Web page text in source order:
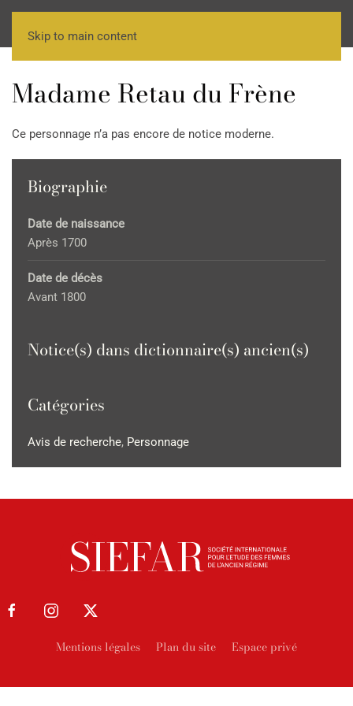
Skip to main content
Madame Retau du Frène
Ce personnage n’a pas encore de notice moderne.
Biographie
Date de naissance
Après 1700
Date de décès
Avant 1800
Notice(s) dans dictionnaire(s) ancien(s)
Catégories
Avis de recherche, Personnage
Mentions légales Plan du site Espace privé